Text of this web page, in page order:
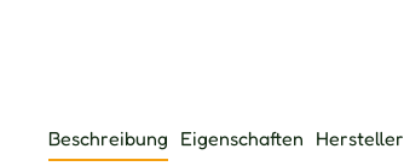
Beschreibung Eigenschaften Hersteller